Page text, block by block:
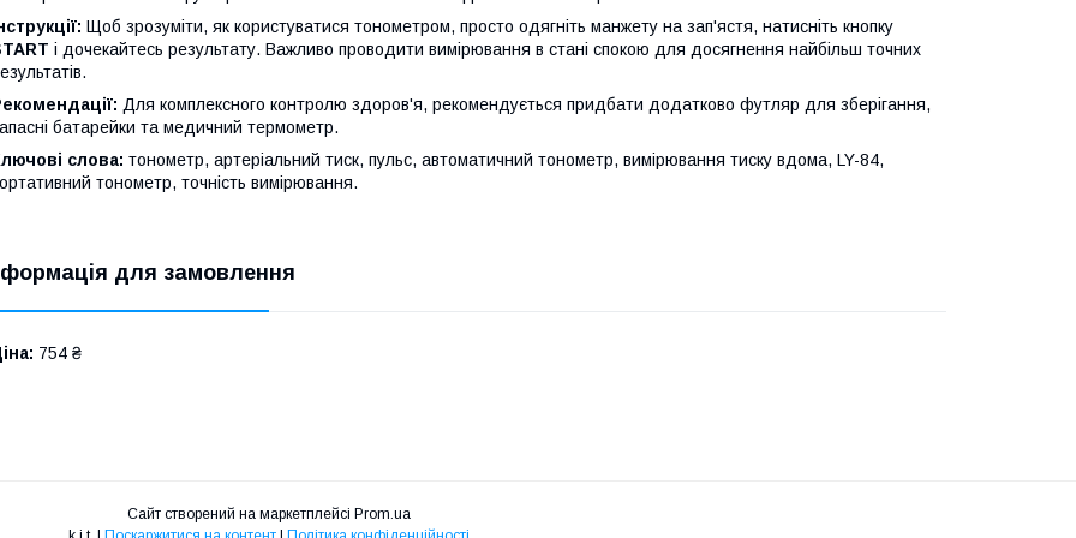
Щоб зрозуміти, як користуватися тонометром, просто одягніть манжету на зап'ястя, натисніть кнопку
і дочекайтесь результату. Важливо проводити вимірювання в стані спокою для досягнення найбільш точних
Для комплексного контролю здоров'я, рекомендується придбати додатково футляр для зберігання,
батарейки та медичний термометр.
слова: тонометр, артеріальний тиск, пульс, автоматичний тонометр, вимірювання тиску вдома, LY-84,
тонометр, точність вимірювання.
для замовлення
754 ₴
Сайт створений на маркетплейсі Prom.ua